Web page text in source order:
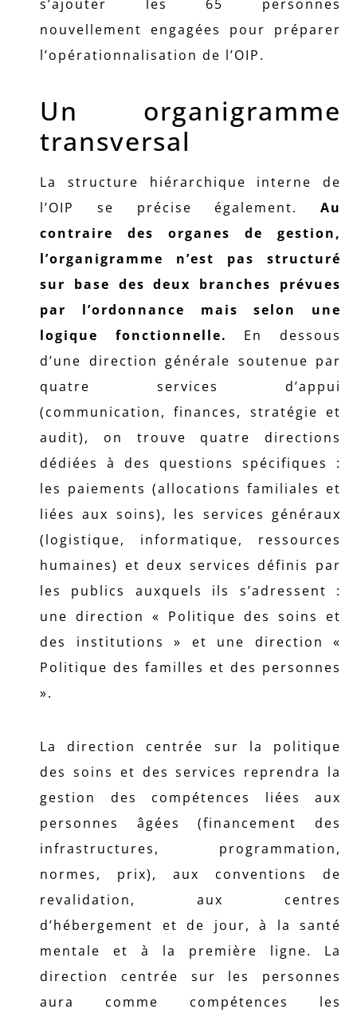
s’ajouter les 65 personnes
nouvellement engagées pour préparer
l’opérationnalisation de l’OIP.
Un organigramme
transversal
La structure hiérarchique interne de
l’OIP se précise également. Au
contraire des organes de gestion,
l’organigramme n’est pas structuré
sur base des deux branches prévues
par l’ordonnance mais selon une
logique fonctionnelle.
En dessous
d’une direction générale soutenue par
quatre services d’appui
(communication, finances, stratégie et
audit), on trouve quatre directions
dédiées à des questions spécifiques :
les paiements (allocations familiales et
liées aux soins), les services généraux
(logistique, informatique, ressources
humaines) et deux services définis par
les publics auxquels ils s’adressent :
une direction « Politique des soins et
des institutions » et une direction «
Politique des familles et des personnes
».
La direction centrée sur la politique
des soins et des services reprendra la
gestion des compétences liées aux
personnes âgées (financement des
infrastructures, programmation,
normes, prix), aux conventions de
revalidation, aux centres
d’hébergement et de jour, à la santé
mentale et à la première ligne. La
direction centrée sur les personnes
aura comme compétences les